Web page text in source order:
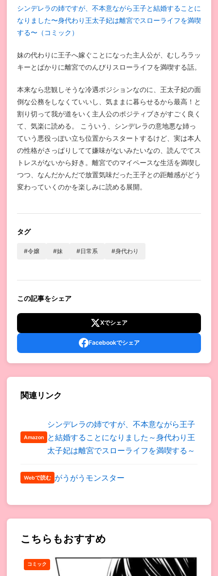
シンデレラの姉ですが、不本意ながら王子と結婚することに
なりました〜身代わり王太子妃は離宮でスローライフを満喫
する〜（コミック）
妹の代わりに王子へ嫁ぐことになった主人公が、むしろラッ
キーとばかりに離宮でのんびりスローライフを満喫する話。
本来なら悲観しそうな冷遇ポジションなのに、王太子妃の面
倒な公務をしなくていいし、気ままに暮らせるから最高！と
割り切って我が道をいく主人公のポジティブさがすごく良く
て、気楽に読める。 こういう、シンデレラの意地悪な姉っ
ていう悪役っぽい立ち位置からスタートするけど、実は本人
の性格がさっぱりしてて嫌味がないみたいなの、読んでてス
トレスがないから好き。離宮でのマイペースな生活を満喫し
つつ、なんだかんだで放置気味だった王子との距離感がどう
変わっていくのかを楽しみに読める展開。
タグ
#令嬢 #妹 #日常系 #身代わり
この記事をシェア
Xでシェア
Facebookでシェア
関連リンク
Amazon
シンデレラの姉ですが、不本意ながら王子
と結婚することになりました～身代わり王
太子妃は離宮でスローライフを満喫する～
Webで読む がうがうモンスター
こちらもおすすめ
コミック